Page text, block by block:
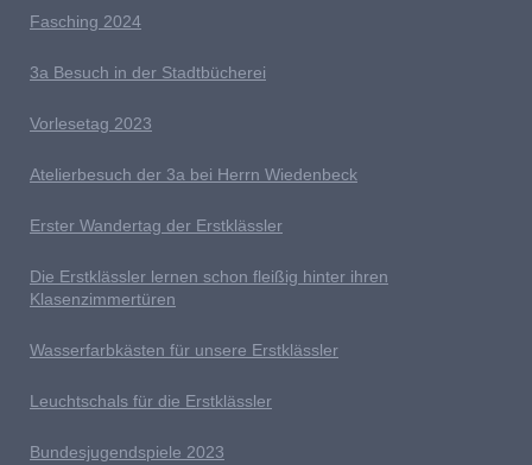
Fasching 2024
3a Besuch in der Stadtbücherei
Vorlesetag 2023
Atelierbesuch der 3a bei Herrn Wiedenbeck
Erster Wandertag der Erstklässler
Die Erstklässler lernen schon fleißig hinter ihren
Klasenzimmertüren
Wasserfarbkästen für unsere Erstklässler
L euchtschals für die Erstklässler
Bundesjugendspiele 2023